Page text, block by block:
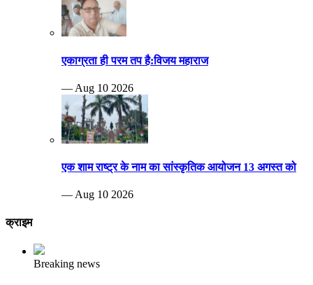
एकाग्रता ही परम तप है:विजय महाराज
— Aug 10 2026
एक शाम राष्ट्र के नाम का सांस्कृतिक आयोजन 13 अगस्त को
— Aug 10 2026
क्राइम
Breaking news